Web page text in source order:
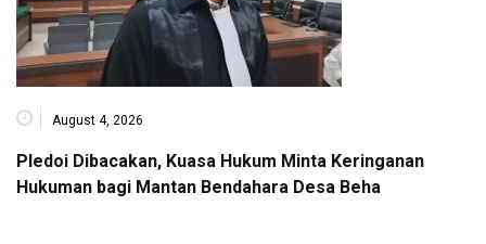
August 4, 2026
Pledoi Dibacakan, Kuasa Hukum Minta Keringanan
Hukuman bagi Mantan Bendahara Desa Beha